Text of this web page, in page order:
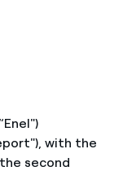
with the
second